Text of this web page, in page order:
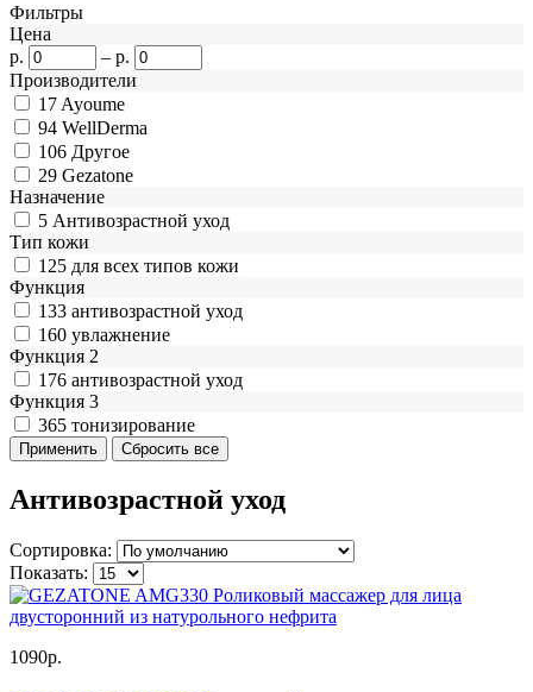
Фильтры
Цена
р.
– р.
Производители
17 Ayoume
94 WellDerma
106 Другое
29 Gezatone
Назначение
5 Антивозрастной уход
Тип кожи
125 для всех типов кожи
Функция
133 антивозрастной уход
160 увлажнение
Функция 2
176 антивозрастной уход
Функция 3
365 тонизирование
Антивозрастной уход
Сортировка:
Показать:
1090р.